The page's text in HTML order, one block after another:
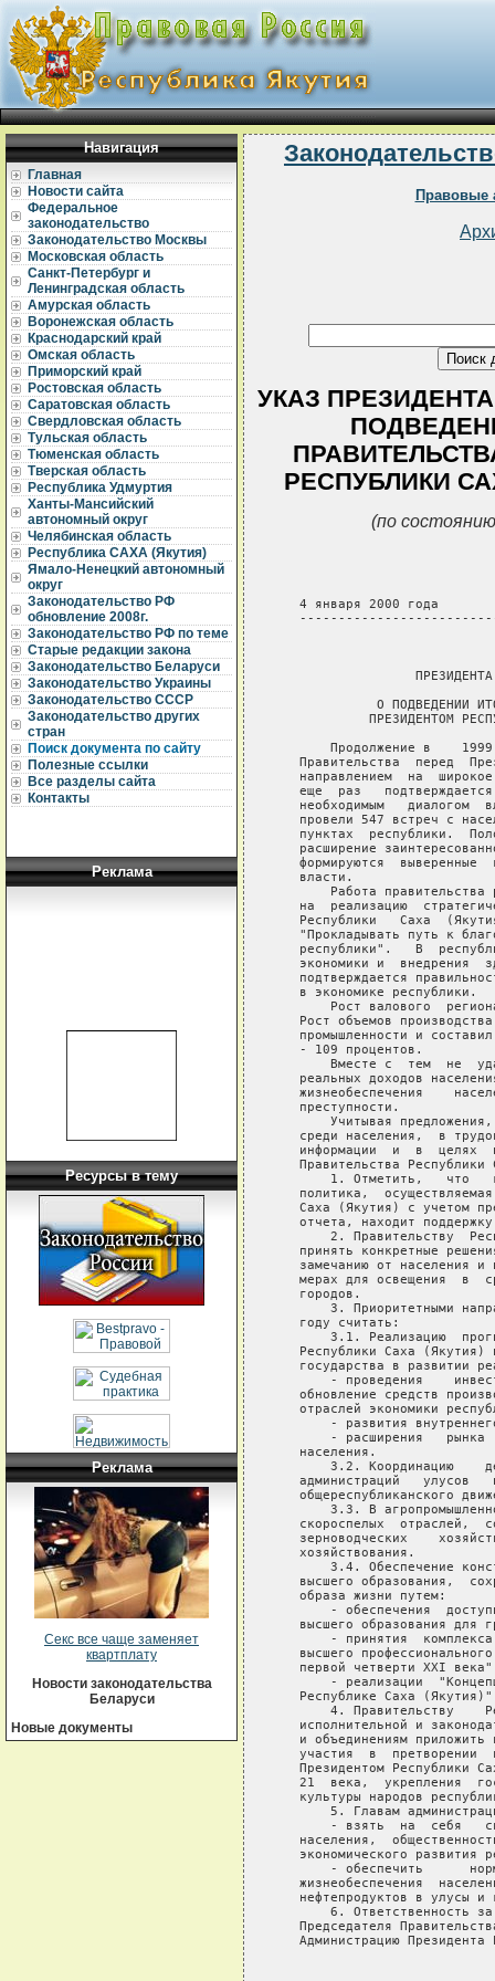
Навигация
Главная
Новости сайта
Федеральное
законодательство
Законодательство Москвы
Московская область
Санкт-Петербург и
Ленинградская область
Амурская область
Воронежская область
Краснодарский край
Омская область
Приморский край
Ростовская область
Саратовская область
Свердловская область
Тульская область
Тюменская область
Тверская область
Республика Удмуртия
Ханты-Мансийский
автономный округ
Челябинская область
Республика САХА (Якутия)
Ямало-Ненецкий автономный
округ
Законодательство РФ
обновление 2008г.
Законодательство РФ по теме
Старые редакции закона
Законодательство Беларуси
Законодательство Украины
Законодательство СССР
Законодательство других
стран
Поиск документа по сайту
Полезные ссылки
Все разделы сайта
Контакты
Реклама
Ресурсы в тему
Реклама
Секс все чаще заменяет
квартплату
Новости законодательства
Беларуси
Новые документы
Правовые
УКАЗ ПРЕЗИДЕНТА
РЕСПУБЛИКИ
(по
4 января 2000 года
О ПОДВЕДЕНИИ
ПРЕЗИДЕНТОМ
Продолжение в
Правительства  перед
направлением  на
еще  раз
необходимым   диалогом
провели 547 встреч с
пунктах  республики.
расширение
формируются  выверенные
   власти.
Работа правительства
на  реализацию
Республики   Саха
"Прокладывать путь к
республики".   В
экономики и  внедрения
подтверждается
   в экономике республики.
Рост валового
Рост объемов
промышленности и
   - 109 процентов.
Вместе с  тем  не
реальных доходов
жизнеобеспечения
   преступности.
Учитывая
среди населения,  в
информации  и  в  целях
Правительства Республики
1. Отметить,   что
политика,
Саха (Якутия) с учетом
отчета, находит
2. Правительству
принять конкретные
замечанию от населения и
мерах для освещения  в
   городов.
3. Приоритетными
   году считать:
3.1. Реализацию
Республики Саха (Якутия)
государства в развитии
- проведения
обновление средств
отраслей экономики
- развития
- расширения   рынка
   населения.
3.2. Координацию
администраций   улусов
общереспубликанского
3.3. В
скороспелых  отраслей,
зерноводческих
   хозяйствования.
3.4. Обеспечение
высшего образования,
   образа жизни путем:
- обеспечения
высшего образования для
- принятия
высшего
первой четверти XXI
- реализации
Республике Саха
4. Правительству
исполнительной и
и объединениям приложить
участия  в  претворении
Президентом Республики
21  века,  укрепления
культуры народов
5. Главам
- взять  на  себя
населения,
экономического развития
- обеспечить
жизнеобеспечения
нефтепродуктов в улусы и
6. Ответственность
Председателя
Администрацию Президента